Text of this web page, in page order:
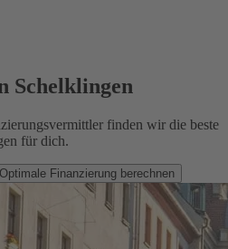
Schelklingen
finden wir die beste
für dich.
Optimale Finanzierung berechnen